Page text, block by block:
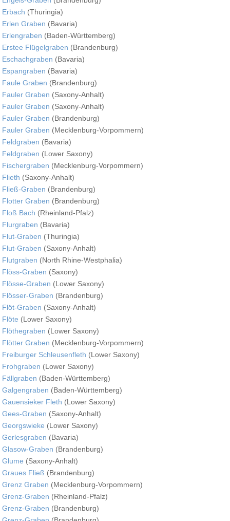
Erbach (Thuringia)
Erlen Graben (Bavaria)
Erlengraben (Baden-Württemberg)
Erstee Flügelgraben (Brandenburg)
Eschachgraben (Bavaria)
Espangraben (Bavaria)
Faule Graben (Brandenburg)
Fauler Graben (Saxony-Anhalt)
Fauler Graben (Saxony-Anhalt)
Fauler Graben (Brandenburg)
Fauler Graben (Mecklenburg-Vorpommern)
Feldgraben (Bavaria)
Feldgraben (Lower Saxony)
Fischergraben (Mecklenburg-Vorpommern)
Flieth (Saxony-Anhalt)
Fließ-Graben (Brandenburg)
Flotter Graben (Brandenburg)
Floß Bach (Rheinland-Pfalz)
Flurgraben (Bavaria)
Flut-Graben (Thuringia)
Flut-Graben (Saxony-Anhalt)
Flutgraben (North Rhine-Westphalia)
Flöss-Graben (Saxony)
Flösse-Graben (Lower Saxony)
Flösser-Graben (Brandenburg)
Flöt-Graben (Saxony-Anhalt)
Flöte (Lower Saxony)
Flöthegraben (Lower Saxony)
Flötter Graben (Mecklenburg-Vorpommern)
Freiburger Schleusenfleth (Lower Saxony)
Frohgraben (Lower Saxony)
Fällgraben (Baden-Württemberg)
Galgengraben (Baden-Württemberg)
Gauensieker Fleth (Lower Saxony)
Gees-Graben (Saxony-Anhalt)
Georgswieke (Lower Saxony)
Gerlesgraben (Bavaria)
Glasow-Graben (Brandenburg)
Glume (Saxony-Anhalt)
Graues Fließ (Brandenburg)
Grenz Graben (Mecklenburg-Vorpommern)
Grenz-Graben (Rheinland-Pfalz)
Grenz-Graben (Brandenburg)